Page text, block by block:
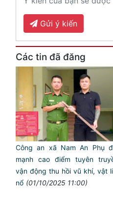
Gửi ý kiến
Các tin đã đăng
Công an xã Nam An Phụ
mạnh cao điểm tuyên
vận động thu hồi vũ khí, vật
nổ (01/10/2025 11:00)